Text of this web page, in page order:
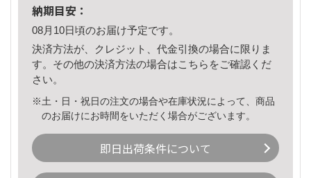
納期目安：
08月10日頃のお届け予定です。
決済方法が、クレジット、代金引換の場合に限りま
す。その他の決済方法の場合はこちら をご確認くだ
さい。
※土・日・祝日の注文の場合や在庫状況によって、商品
のお届けにお時間をいただく場合がございます。
即日出荷条件について